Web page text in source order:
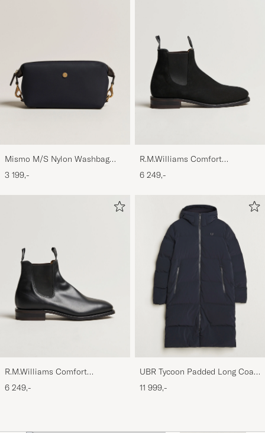
Mismo M/S Nylon Washbag
Navy/Dark Brown
3 199,-
R.M.Williams Comfort
Craftsman G Boot Black Suede
6 249,-
R.M.Williams Comfort
Craftsman G Boot Yearling
Black
6 249,-
UBR Tycoon Padded Long Coat
Black
11 999,-